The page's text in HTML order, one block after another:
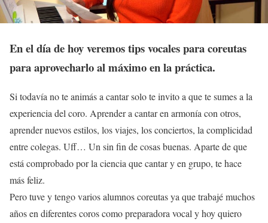
En el día de hoy veremos tips vocales para coreutas
para aprovecharlo al máximo en la práctica.
Si todavía no te animás a cantar solo te invito a que te sumes a la
experiencia del coro. Aprender a cantar en armonía con otros,
aprender nuevos estilos, los viajes, los conciertos, la complicidad
entre colegas. Uff… Un sin fin de cosas buenas. Aparte de que
está comprobado por la ciencia que cantar y en grupo, te hace
más feliz.
Pero tuve y tengo varios alumnos coreutas ya que trabajé muchos
años en diferentes coros como preparadora vocal y hoy quiero